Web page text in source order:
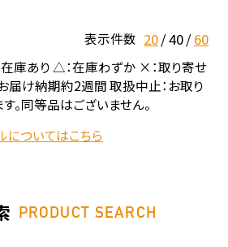
表示件数 20 40 60
庫あり △：在庫わずか ×：取り寄せ
届け納期約2週間 取扱中止：お取り
。同等品はございません。
についてはこちら
PRODUCT SEARCH